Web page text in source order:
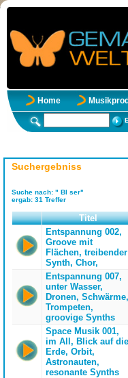
Home
Suchergebniss
Suche nach: " Bl ser"
ergab: 31 Treffer
Titel
Entspannung 002,
Groove mit
Flächen, treibender
Synth, Chor,
Entspannung 007,
unter Wasser,
Dronen, Schwärme,
Trompeten,
groovige Synths
Space Musik 001,
im All, Blick auf die
Erde, Orbit,
Astronauten,
resonante Synths